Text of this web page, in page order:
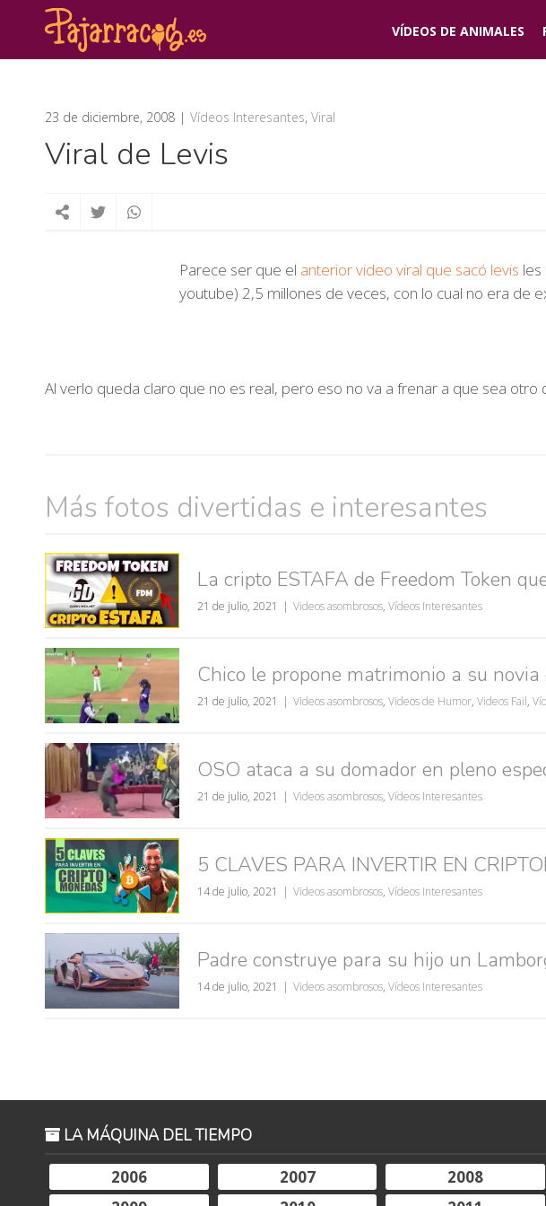
VÍDEOS DE ANIMALES
23 de diciembre, 2008 Vídeos Interesantes, Viral
Viral de Levis
Parece ser que el anterior video viral que sacó levis
youtube) 2,5 millones de veces, con lo cual no era de
Al verlo queda claro que no es real, pero eso no va a frenar a que sea
Más fotos divertidas e interesantes
La cripto ESTAFA de Freedom Token
21 de julio, 2021 Videos asombrosos, Vídeos Interesantes
Chico le propone matrimonio a su
21 de julio, 2021 Videos asombrosos, Videos de Humor, Videos Fail,
OSO ataca a su domador en pleno
21 de julio, 2021 Videos asombrosos, Vídeos Interesantes
5 CLAVES PARA INVERTIR EN
14 de julio, 2021 Videos asombrosos, Vídeos Interesantes
Padre construye para su hijo un
14 de julio, 2021 Videos asombrosos, Vídeos Interesantes
LA MÁQUINA DEL TIEMPO
2006
2007
2008